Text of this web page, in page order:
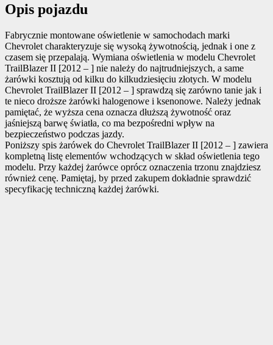
Opis pojazdu
Fabrycznie montowane oświetlenie w samochodach marki
Chevrolet charakteryzuje się wysoką żywotnością, jednak i one z
czasem się przepalają. Wymiana oświetlenia w modelu Chevrolet
TrailBlazer II [2012 – ] nie należy do najtrudniejszych, a same
żarówki kosztują od kilku do kilkudziesięciu złotych. W modelu
Chevrolet TrailBlazer II [2012 – ] sprawdzą się zarówno tanie jak i
te nieco droższe żarówki halogenowe i ksenonowe. Należy jednak
pamiętać, że wyższa cena oznacza dłuższą żywotność oraz
jaśniejszą barwę światła, co ma bezpośredni wpływ na
bezpieczeństwo podczas jazdy.
Poniższy spis żarówek do Chevrolet TrailBlazer II [2012 – ] zawiera
kompletną listę elementów wchodzących w skład oświetlenia tego
modelu. Przy każdej żarówce oprócz oznaczenia trzonu znajdziesz
również cenę. Pamiętaj, by przed zakupem dokładnie sprawdzić
specyfikację techniczną każdej żarówki.